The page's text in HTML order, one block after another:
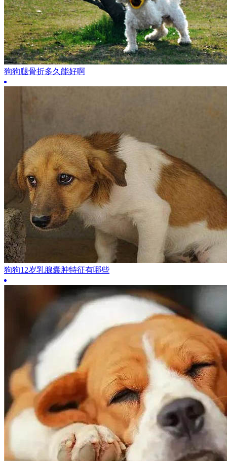
狗狗腿骨折多久能好啊
狗狗12岁乳腺囊肿特征有哪些